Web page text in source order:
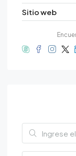
Sitio web